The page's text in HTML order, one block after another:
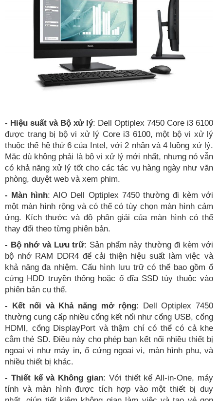
- Hiệu suất và Bộ xử lý: Dell Optiplex 7450 Core i3 6100
được trang bị bộ vi xử lý Core i3 6100, một bộ vi xử lý
thuộc thế hệ thứ 6 của Intel, với 2 nhân và 4 luồng xử lý.
Mặc dù không phải là bộ vi xử lý mới nhất, nhưng nó vẫn
có khả năng xử lý tốt cho các tác vụ hàng ngày như văn
phòng, duyệt web và xem phim.
- Màn hình: AIO Dell Optiplex 7450 thường đi kèm với
một màn hình rộng và có thể có tùy chọn màn hình cảm
ứng. Kích thước và độ phân giải của màn hình có thể
thay đổi theo từng phiên bản.
- Bộ nhớ và Lưu trữ: Sản phẩm này thường đi kèm với
bộ nhớ RAM DDR4 để cải thiện hiệu suất làm việc và
khả năng đa nhiệm. Cấu hình lưu trữ có thể bao gồm ổ
cứng HDD truyền thống hoặc ổ đĩa SSD tùy thuộc vào
phiên bản cụ thể.
- Kết nối và Khả năng mở rộng: Dell Optiplex 7450
thường cung cấp nhiều cổng kết nối như cổng USB, cổng
HDMI, cổng DisplayPort và thậm chí có thể có cả khe
cắm thẻ SD. Điều này cho phép bạn kết nối nhiều thiết bị
ngoại vi như máy in, ổ cứng ngoại vi, màn hình phụ, và
nhiều thiết bị khác.
- Thiết kế và Không gian: Với thiết kế All-in-One, máy
tính và màn hình được tích hợp vào một thiết bị duy